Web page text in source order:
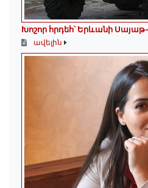
Խոշոր հրդեհ՝ Երևանի
ավելին